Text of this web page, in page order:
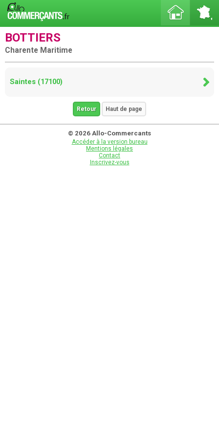
BOTTIERS
Charente Maritime
Saintes (17100)
Retour Haut de page
© 2026 Allo-Commercants
Accéder à la version bureau
Mentions légales
Contact
Inscrivez-vous